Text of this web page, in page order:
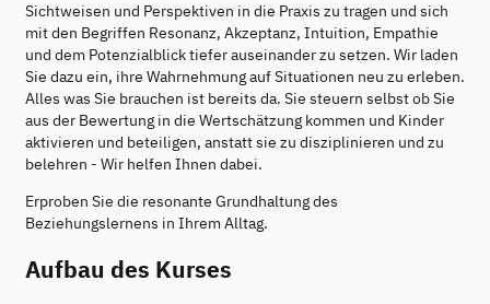
Sichtweisen und Perspektiven in die Praxis zu tragen und sich
mit den Begriffen Resonanz, Akzeptanz, Intuition, Empathie
und dem Potenzialblick tiefer auseinander zu setzen. Wir laden
Sie dazu ein, ihre Wahrnehmung auf Situationen neu zu erleben.
Alles was Sie brauchen ist bereits da. Sie steuern selbst ob Sie
aus der Bewertung in die Wertschätzung kommen und Kinder
aktivieren und beteiligen, anstatt sie zu disziplinieren und zu
belehren - Wir helfen Ihnen dabei.
Erproben Sie die resonante Grundhaltung des
Beziehungslernens in Ihrem Alltag.
Aufbau des Kurses